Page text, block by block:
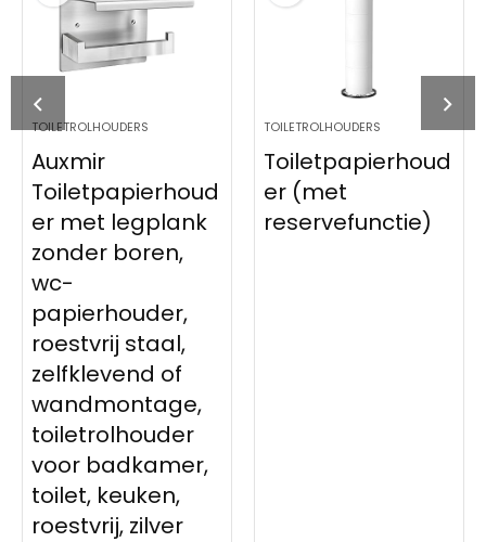
TOILETROLHOUDERS
Auxmir
Toiletpapierhoud
er met legplank
zonder boren,
wc-
papierhouder,
roestvrij staal,
zelfklevend of
wandmontage,
toiletrolhouder
voor badkamer,
toilet, keuken,
roestvrij, zilver
TOILETROLHOUDERS
Toiletpapierhoud
er (met
reservefunctie)